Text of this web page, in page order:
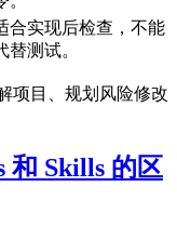
合实现后检查，不能
替测试。
项目、规划风险修改
和 Skills 的区